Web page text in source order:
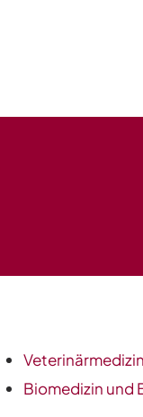
Veterinärmedizin
Biomedizin und